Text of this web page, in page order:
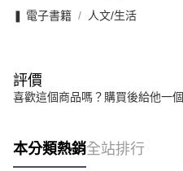
❚ 電子書籍 人文/生活
評價
喜歡這個商品嗎？購買後給他一
本分類熱銷全站排行